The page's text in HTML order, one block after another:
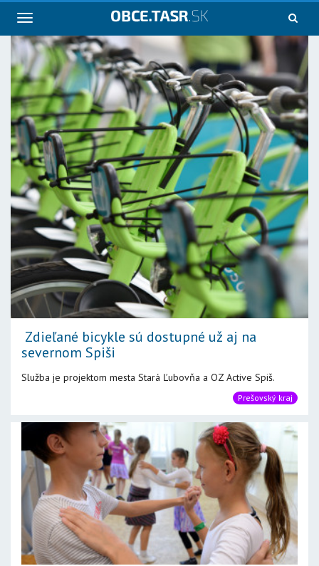
Navigácia
Zdieľané bicykle sú dostupné už aj na
severnom Spiši
Služba je projektom mesta Stará Ľubovňa a OZ Active Spiš.
Prešovský kraj